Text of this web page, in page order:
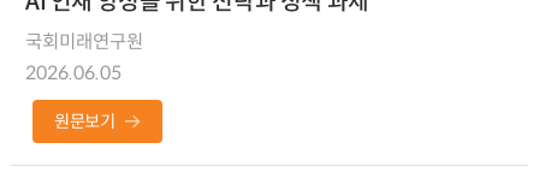
국회미래연구원
2026.06.05
원문보기